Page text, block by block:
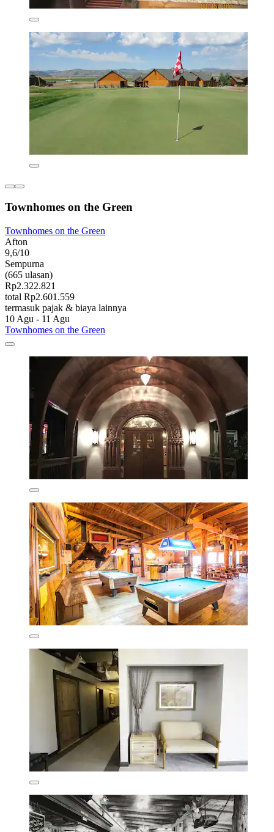
Townhomes on the Green
Townhomes on the Green
Afton
9,6/10
Sempurna
(665 ulasan)
Rp2.322.821
total Rp2.601.559
termasuk pajak & biaya lainnya
10 Agu - 11 Agu
Townhomes on the Green